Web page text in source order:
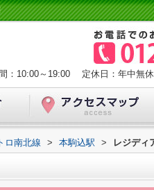
：10:00～19:00 定休日：年中無
ロ南北線 > 本駒込駅 > レジディ